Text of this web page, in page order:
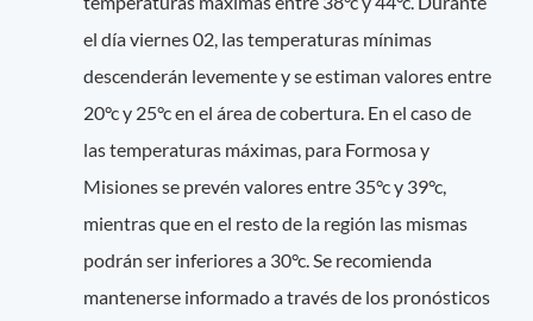
el día viernes 02, las temperaturas mínimas
descenderán levemente y se estiman valores entre
20°c y 25°c en el área de cobertura. En el caso de
las temperaturas máximas, para Formosa y
Misiones se prevén valores entre 35°c y 39°c,
mientras que en el resto de la región las mismas
podrán ser inferiores a 30°c. Se recomienda
mantenerse informado a través de los pronósticos